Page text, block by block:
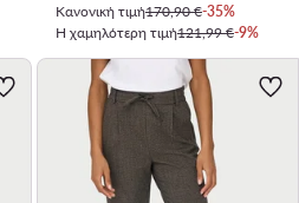
Κανονική τιμή170,90 €-35%
Η χαμηλότερη τιμή121,99 €-9%